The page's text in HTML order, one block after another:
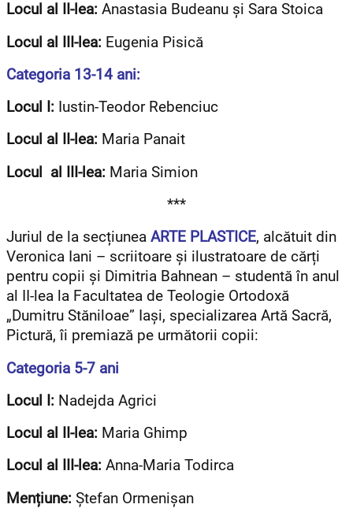
Locul al II-lea: Anastasia Budeanu și Sara Stoica
Locul al III-lea: Eugenia Pisică
Categoria 13-14 ani:
Locul I: Iustin-Teodor Rebenciuc
Locul al II-lea: Maria Panait
Locul al III-lea: Maria Simion
***
Juriul de la secțiunea ARTE PLASTICE, alcătuit din
Veronica Iani – scriitoare și ilustratoare de cărți
pentru copii și Dimitria Bahnean – studentă în anul
al II-lea la Facultatea de Teologie Ortodoxă
„Dumitru Stăniloae” Iași, specializarea Artă Sacră,
Pictură, îi premiază pe următorii copii:
Categoria 5-7 ani
Locul I: Nadejda Agrici
Locul al II-lea: Maria Ghimp
Locul al III-lea: Anna-Maria Todirca
Mențiune: Ștefan Ormenișan